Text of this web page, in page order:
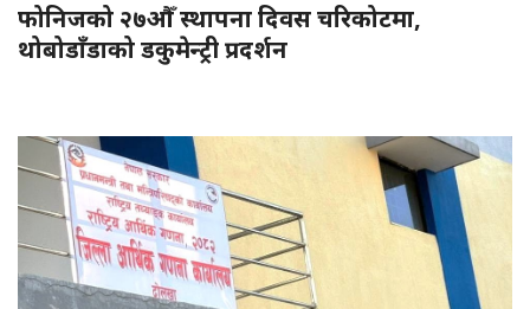
फोनिजको २७औँ स्थापना दिवस चरिकोटमा,
थोबोडाँडाको डकुमेन्ट्री प्रदर्शन